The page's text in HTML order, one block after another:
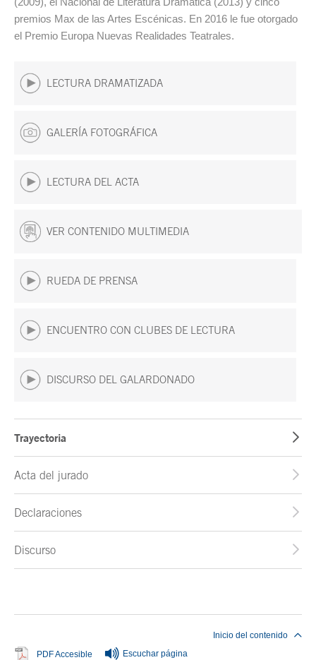
premios Max de las Artes Escénicas. En 2016 le fue otorgado
el Premio Europa Nuevas Realidades Teatrales.
LECTURA DRAMATIZADA
GALERÍA FOTOGRÁFICA
LECTURA DEL ACTA
VER CONTENIDO MULTIMEDIA
RUEDA DE PRENSA
ENCUENTRO CON CLUBES DE LECTURA
DISCURSO DEL GALARDONADO
Trayectoria
Acta del jurado
Declaraciones
Discurso
PDF Accesible Se abre en ventana nueva
Escuchar página
Inicio del contenido